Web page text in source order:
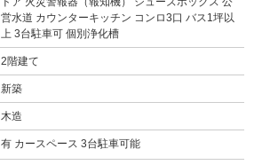
営水道 カウンターキッチン コンロ3口 バス1坪以
上 3台駐車可 個別浄化槽
2階建て
新築
木造
有 カースペース 3台駐車可能